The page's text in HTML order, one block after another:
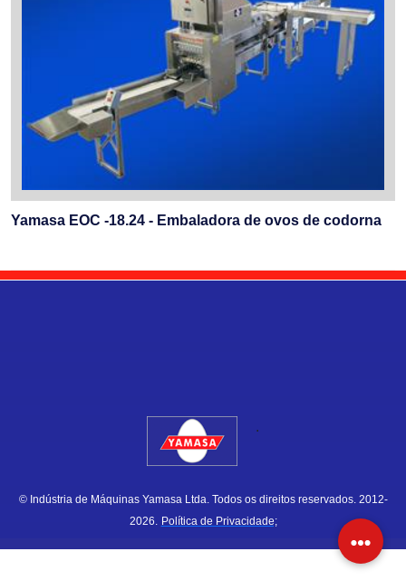
Yamasa EOC -18.24 - Embaladora de ovos de codorna
.
© Indústria de Máquinas Yamasa Ltda. Todos os direitos reservados. 2012-
2026. Política de Privacidade;